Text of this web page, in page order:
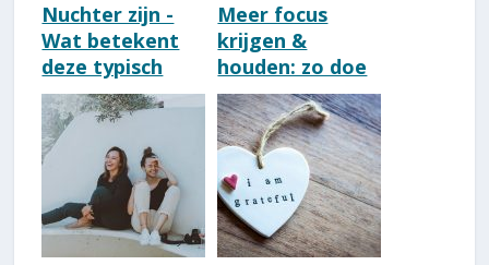
Nuchter zijn -
Wat betekent
deze typisch
Nederlandse
kwaliteit?
Meer focus
krijgen &
houden: zo doe
je dat [15
belangrijke tips]